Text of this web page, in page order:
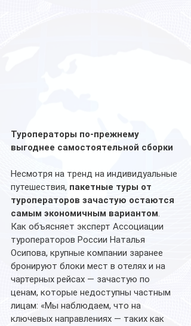
Туроператоры по-прежнему
выгоднее самостоятельной сборки
Несмотря на тренд на индивидуальные
путешествия, пакетные туры от
туроператоров зачастую остаются
самым экономичным вариантом.
Как объясняет эксперт Ассоциации
туроператоров России Наталья
Осипова, крупные компании заранее
бронируют блоки мест в отелях и на
чартерных рейсах — зачастую по
ценам, которые недоступны частным
лицам: «Мы наблюдаем, что на
ключевых направлениях — таких как